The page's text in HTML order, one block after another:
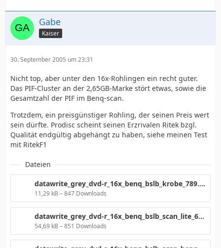
Gabe
Kaiser
30. September 2005 um 23:31
Nicht top, aber unter den 16x-Rohlingen ein recht guter.
Das PIF-Cluster an der 2,65GB-Marke stört etwas, sowie die
Gesamtzahl der PIF im Benq-scan.
Trotzdem, ein preisgünstiger Rohling, der seinen Preis wert
sein dürfte. Prodisc scheint seinen Erzrivalen Ritek bzgl.
Qualität endgültig abgehängt zu haben, siehe meinen Test
mit RitekF1
Dateien
datawrite_grey_dvd-r_16x_benq_bslb_krobe_789.png
11,29 kB – 847 Downloads
datawrite_grey_dvd-r_16x_benq_bslb_scan_lite_642.png
54,69 kB – 851 Downloads